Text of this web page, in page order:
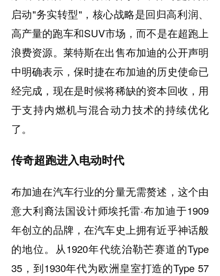
启动"务实转型"，核心战略是回归高利润、
高产量的跑车和SUV市场，而不是在超跑上
浪费资源。莱特斯在出售布加迪的公开声明
中明确表示，保时捷在布加迪的历史使命已
经完成，现在是时候将稀缺的资本回收，用
于支持内燃机与混合动力技术的持续优化
了。
传奇超跑进入电动时代
布加迪在汽车行业的分量无需赘述，这个由
意大利裔法国设计师埃托雷·布加迪于1909
年创立的品牌，在汽车史上拥有近乎神话般
的地位。从1920年代统治勒芒赛道的Type
35，到1930年代为欧洲皇室打造的Type 57